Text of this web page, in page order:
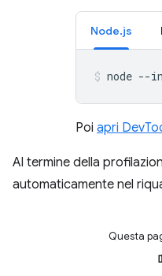
Node.js
node --
Poi apri
Al termine della
automaticamente nel
Questa